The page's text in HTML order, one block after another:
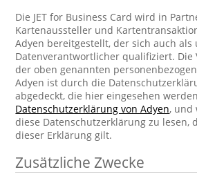
Die JET for Business Card wird in
Kartenaussteller und
Adyen bereitgestellt, der sich auch als
Datenverantwortlicher qualifiziert.
der oben genannten
Adyen ist durch die
abgedeckt, die hier eingesehen
Datenschutzerklärung von Adyen, und
diese Datenschutzerklärung zu lesen,
dieser Erklärung gilt.
Zusätzliche Zwecke